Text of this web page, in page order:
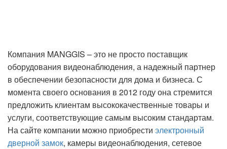
Компания MANGGIS – это не просто поставщик
оборудования видеонаблюдения, а надежный партнер
в обеспечении безопасности для дома и бизнеса. С
момента своего основания в 2012 году она стремится
предложить клиентам высококачественные товары и
услуги, соответствующие самым высоким стандартам.
На сайте компании можно приобрести электронный
дверной замок, камеры видеонаблюдения, сетевое